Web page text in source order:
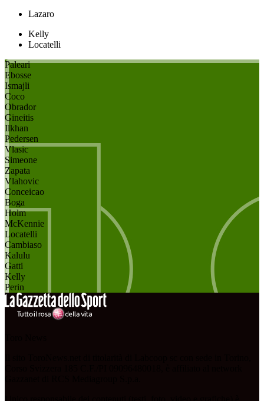
Lazaro
Kelly
Locatelli
Paleari
Ebosse
Ismajli
Coco
Obrador
Gineitis
Ilkhan
Pedersen
Vlasic
Simeone
Zapata
Vlahovic
Conceicao
Boga
Holm
McKennie
Locatelli
Cambiaso
Kalulu
Gatti
Kelly
Perin